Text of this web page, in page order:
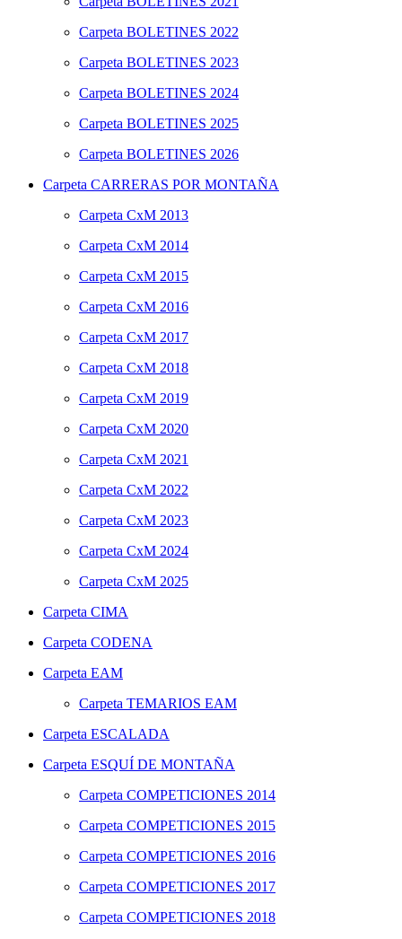
Carpeta BOLETINES 2022
Carpeta BOLETINES 2023
Carpeta BOLETINES 2024
Carpeta BOLETINES 2025
Carpeta BOLETINES 2026
Carpeta CARRERAS POR MONTAÑA
Carpeta CxM 2013
Carpeta CxM 2014
Carpeta CxM 2015
Carpeta CxM 2016
Carpeta CxM 2017
Carpeta CxM 2018
Carpeta CxM 2019
Carpeta CxM 2020
Carpeta CxM 2021
Carpeta CxM 2022
Carpeta CxM 2023
Carpeta CxM 2024
Carpeta CxM 2025
Carpeta CIMA
Carpeta CODENA
Carpeta EAM
Carpeta TEMARIOS EAM
Carpeta ESCALADA
Carpeta ESQUÍ DE MONTAÑA
Carpeta COMPETICIONES 2014
Carpeta COMPETICIONES 2015
Carpeta COMPETICIONES 2016
Carpeta COMPETICIONES 2017
Carpeta COMPETICIONES 2018